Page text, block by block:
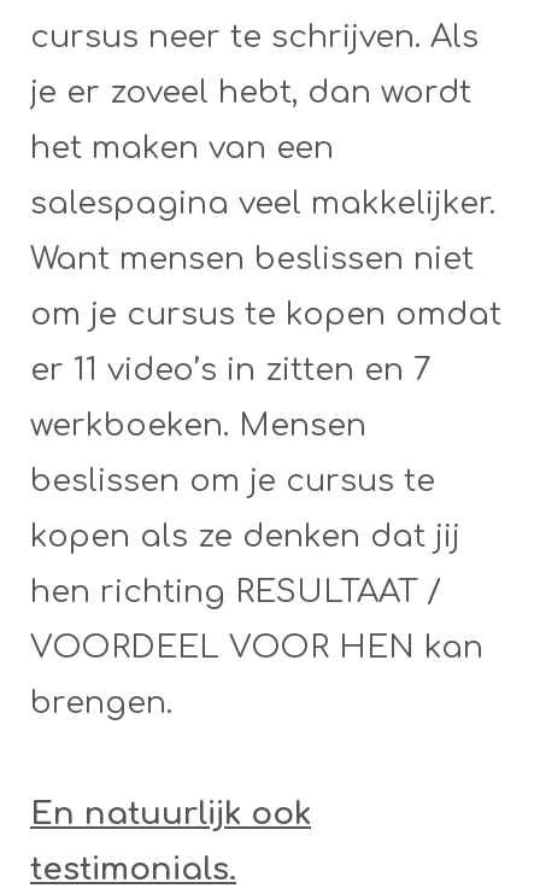
cursus neer te schrijven. Als
je er zoveel hebt, dan wordt
het maken van een
salespagina veel makkelijker.
Want mensen beslissen niet
om je cursus te kopen omdat
er 11 video’s in zitten en 7
werkboeken. Mensen
beslissen om je cursus te
kopen als ze denken dat jij
hen richting RESULTAAT /
VOORDEEL VOOR HEN kan
brengen.
En natuurlijk ook
testimonials.